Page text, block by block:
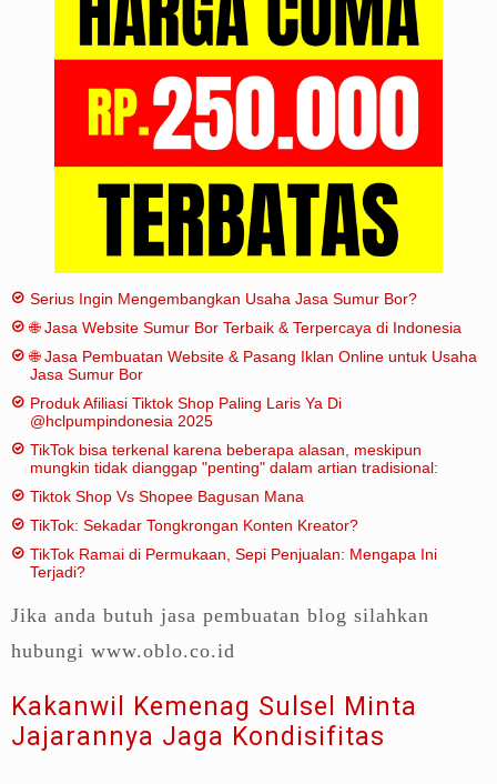
Serius Ingin Mengembangkan Usaha Jasa Sumur Bor?
🌐 Jasa Website Sumur Bor Terbaik & Terpercaya di Indonesia
🌐 Jasa Pembuatan Website & Pasang Iklan Online untuk Usaha
Jasa Sumur Bor
Produk Afiliasi Tiktok Shop Paling Laris Ya Di
@hclpumpindonesia 2025
TikTok bisa terkenal karena beberapa alasan, meskipun
mungkin tidak dianggap "penting" dalam artian tradisional:
Tiktok Shop Vs Shopee Bagusan Mana
TikTok: Sekadar Tongkrongan Konten Kreator?
TikTok Ramai di Permukaan, Sepi Penjualan: Mengapa Ini
Terjadi?
Jika anda butuh jasa pembuatan blog silahkan
hubungi www.oblo.co.id
Kakanwil Kemenag Sulsel Minta
Jajarannya Jaga Kondisifitas
Sitemap